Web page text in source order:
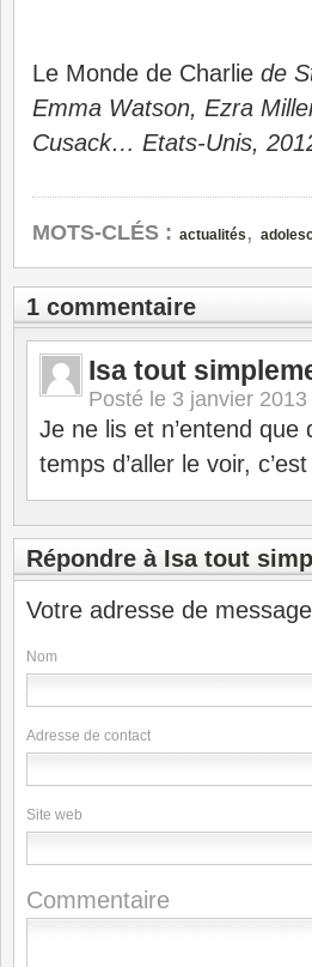
Le Monde de Charlie de
Emma Watson, Ezra
Cusack… Etats-Unis,
MOTS-CLÉS : actualités ,
1 commentaire
Isa tout
Posté le 3 janvier
Je ne lis et n’entend
temps d’aller le voir,
Répondre à Isa tout
Votre adresse de
Nom
Adresse de contact
Site web
Commentaire